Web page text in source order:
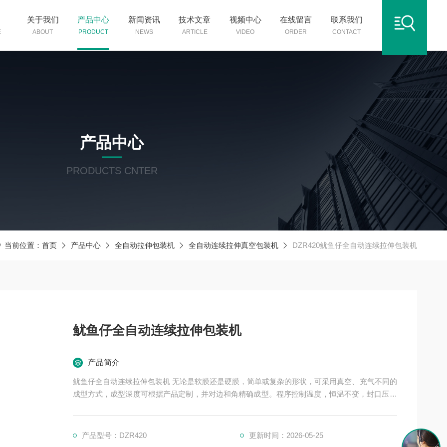
关于我们
ABOUT
产品中心
PRODUCT
新闻资讯
NEWS
技术文章
ARTICLE
视频中心
VIDEO
在线留言
ORDER
联系我们
CONTACT
产品中心
PRODUCTS CNTER
当前位置： 首页 产品中心 全自动拉伸包装机 全自动连续拉伸真空包装机 DZR420鱿鱼仔全自动连续拉伸包装机
鱿鱼仔全自动连续拉伸包装机
产品简介
鱿鱼仔全自动连续拉伸包装机 无论是软膜还是硬膜，简单或复杂的形状，可采用真空、充气不同的
成型方式，成型深度可根据产品定制，并对边和角精确成型。程序控制温度，恒温不变，封口压力
产品型号：DZR420 更新时间：2026-05-25